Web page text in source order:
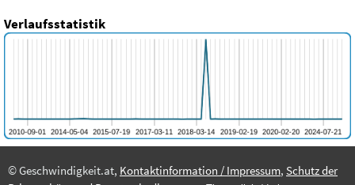
Verlaufsstatistik
© Geschwindigkeit.at, Kontaktinformation / Impressum, Schutz der